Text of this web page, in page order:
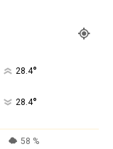
28.4°
28.4°
58 %